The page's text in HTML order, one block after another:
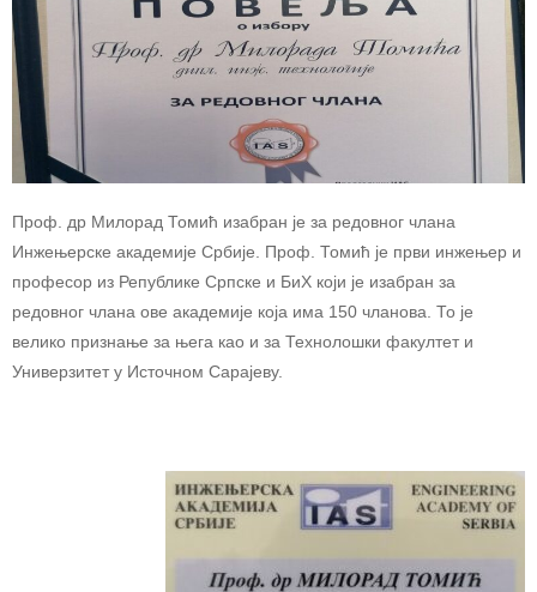
Проф. др Милорад Томић изабран је за редовног члана
Инжењерске академије Србије. Проф. Томић је први инжењер и
професор из Републике Српске и БиХ који је изабран за
редовног члана ове академије која има 150 чланова. То је
велико признање за њега као и за Технолошки факултет и
Универзитет у Источном Сарајеву.